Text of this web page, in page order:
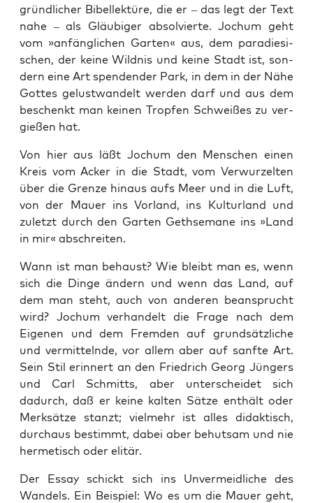
gründ­li­cher Bibel­lek­tü­re, die er – das legt der Text
nahe – als Gläu­bi­ger absol­vier­te. Jochum geht
vom »anfäng­li­chen Gar­ten« aus, dem para­die­si­
schen, der kei­ne Wild­nis und kei­ne Stadt ist, son­
dern eine Art spen­den­der Park, in dem in der Nähe
Got­tes gelust­wan­delt wer­den darf und aus dem
beschenkt man kei­nen Trop­fen Schwei­ßes zu ver­
gie­ßen hat.
Von hier aus läßt Jochum den Men­schen einen
Kreis vom Acker in die Stadt, vom Ver­wur­zel­ten
über die Gren­ze hin­aus aufs Meer und in die Luft,
von der Mau­er ins Vor­land, ins Kul­tur­land und
zuletzt durch den Gar­ten Geth­se­ma­ne ins »Land
in mir« abschreiten.
Wann ist man behaust? Wie bleibt man es, wenn
sich die Din­ge ändern und wenn das Land, auf
dem man steht, auch von ande­ren bean­sprucht
wird? Jochum ver­han­delt die Fra­ge nach dem
Eige­nen und dem Frem­den auf grund­sätz­li­che
und ver­mit­teln­de, vor allem aber auf sanf­te Art.
Sein Stil erin­nert an den Fried­rich Georg Jün­gers
und Carl Schmitts, aber unter­schei­det sich
dadurch, daß er kei­ne kal­ten Sät­ze ent­hält oder
Merk­sät­ze stanzt; viel­mehr ist alles didak­tisch,
durch­aus bestimmt, dabei aber behut­sam und nie
her­me­tisch oder elitär.
Der Essay schickt sich ins Unver­meid­li­che des
Wan­dels. Ein Bei­spiel: Wo es um die Mau­er geht,